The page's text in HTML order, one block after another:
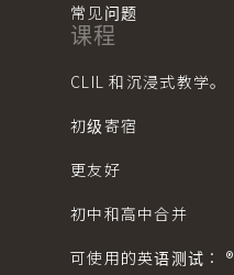
常见问题
课程
CLIL 和沉浸式教学。
初级寄宿
更友好
初中和高中合并
可使用的英语测试： ®︎